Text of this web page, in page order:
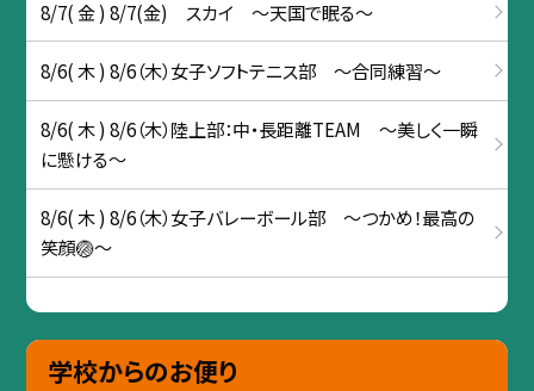
8/7( 金 ) 8/7(金) スカイ ～天国で眠る～
8/6( 木 ) 8/6（木）女子ソフトテニス部 〜合同練習～
8/6( 木 ) 8/6（木）陸上部：中・長距離TEAM ～美しく一瞬
に懸ける～
8/6( 木 ) 8/6（木）女子バレーボール部 ～つかめ！最高の
笑顔🏐～
学校からのお便り